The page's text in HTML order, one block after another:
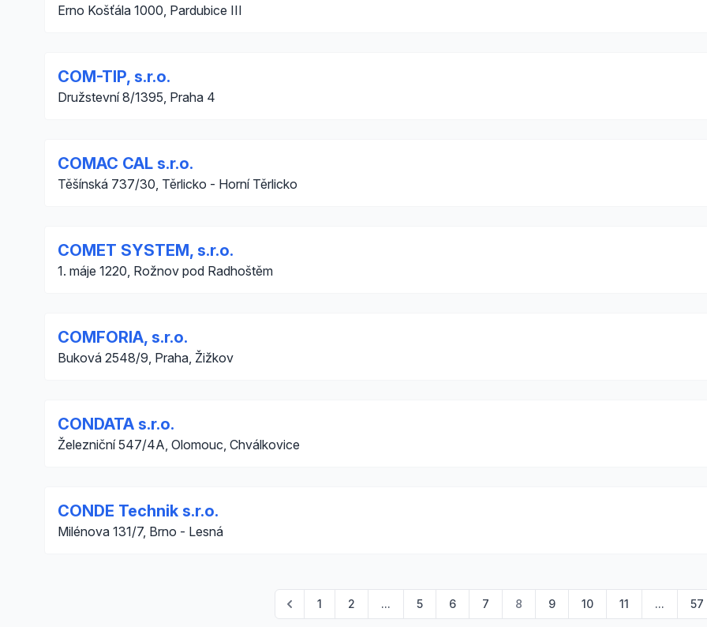
Erno Košťála 1000, Pardubice III
COM-TIP, s.r.o.
Družstevní 8/1395, Praha 4
COMAC CAL s.r.o.
Těšínská 737/30, Těrlicko - Horní Těrlicko
COMET SYSTEM, s.r.o.
1. máje 1220, Rožnov pod Radhoštěm
COMFORIA, s.r.o.
Buková 2548/9, Praha, Žižkov
CONDATA s.r.o.
Železniční 547/4A, Olomouc, Chválkovice
CONDE Technik s.r.o.
Milénova 131/7, Brno - Lesná
1 2 ... 5 6 7 8 9 10 11 ... 57